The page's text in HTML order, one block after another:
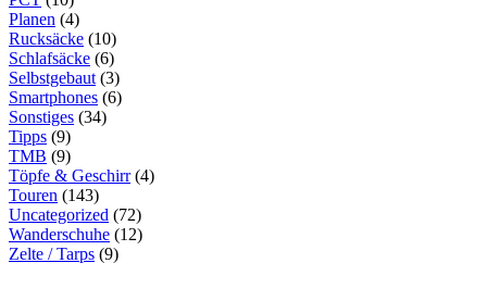
Planen (4)
Rucksäcke (10)
Schlafsäcke (6)
Selbstgebaut (3)
Smartphones (6)
Sonstiges (34)
Tipps (9)
TMB (9)
Töpfe & Geschirr(4)
Touren (143)
Uncategorized (72)
Wanderschuhe (12)
Zelte / Tarps (9)